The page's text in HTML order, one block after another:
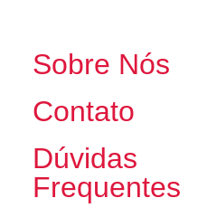
Sobre Nós
Contato
Dúvidas
Frequentes